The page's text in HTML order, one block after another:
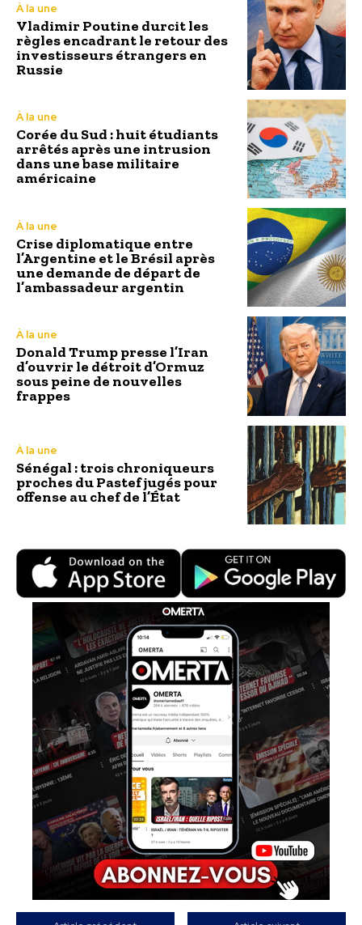
À la une
Vladimir Poutine durcit les
règles encadrant le retour des
investisseurs étrangers en
Russie
À la une
Corée du Sud : huit étudiants
arrêtés après une intrusion
dans une base militaire
américaine
À la une
Crise diplomatique entre
l’Argentine et le Brésil après
une demande de départ de
l’ambassadeur argentin
À la une
Donald Trump presse l’Iran
d’ouvrir le détroit d’Ormuz
sous peine de nouvelles
frappes
À la une
Sénégal : trois chroniqueurs
proches du Pastef jugés pour
offense au chef de l’État